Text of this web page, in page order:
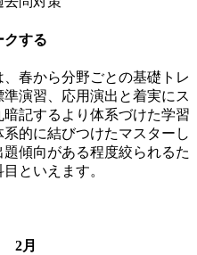
クする
春から分野ごとの基礎トレ
演習、応用演出と着実にス
記するより体系づけた学習
的に結びつけたマスターし
傾向がある程度絞られるた
といえます。
2月